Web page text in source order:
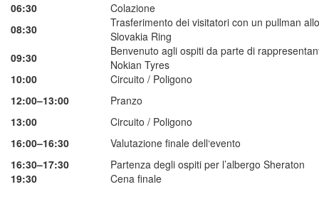
06:30
Colazione
08:30
Trasferimento dei visitatori con un pullman allo
Slovakia Ring
09:30
Benvenuto agli ospiti da parte di
Nokian Tyres
10:00
Circuito / Poligono
12:00–13:00
Pranzo
13:00
Circuito / Poligono
16:00–16:30
Valutazione finale dell‘evento
16:30–17:30
Partenza degli ospiti per l’albergo Sheraton
19:30
Cena finale